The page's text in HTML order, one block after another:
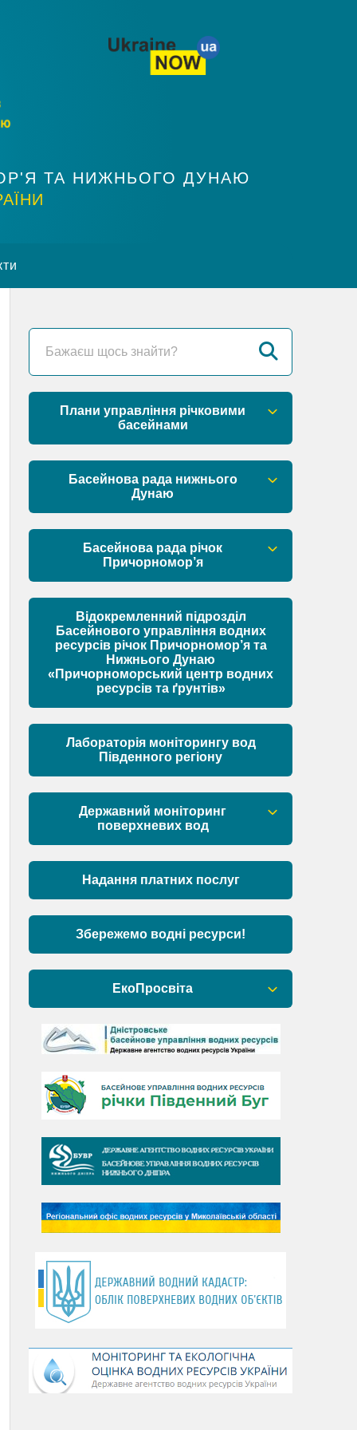
ТА НИЖНЬОГО ДУНАЮ
Плани управління річковими
басейнами
План управління річковим басейном
річок Причорномор’я
План управління річковим басейном
нижнього Дунаю
Басейнова рада нижнього
Дунаю
Правові засади роботи Басейнової
Установчі документи
Склад Басейнової ради нижнього
Дунаю
Матеріали
Басейнова рада річок
Причорномор’я
Правові засади роботи Басейнової
Установчі документи
Склад Басейнової ради річок
Матеріали
Відокремленний підрозділ
Басейнового управління водних
ресурсів річок Причорномор’я та
Нижнього Дунаю
«Причорноморський центр водних
ресурсів та ґрунтів»
Лабораторія моніторингу вод
Південного регіону
Державний моніторинг
поверхневих вод
Загальна інформація
Пункти моніторингу по басейну річок
Причорномор’я та суббасейну
нижнього Дунаю
Аналіз стану масивів поверхневих
вод басейну річок Причорномор’я та
суббасейну нижнього Дунаю
Надання платних послуг
Збережемо водні ресурси!
ЕкоПросвіта
Барви Дністра
День Дунаю
День Південного Бугу
День води
День чистих берегів
(місячник благоустрою)
День працівника водного
господарства України
День хіміка